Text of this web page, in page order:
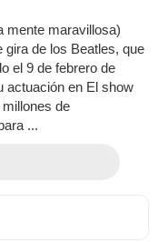
mente maravillosa)
gira de los Beatles, que
el 9 de febrero de
actuación en El show
de
...